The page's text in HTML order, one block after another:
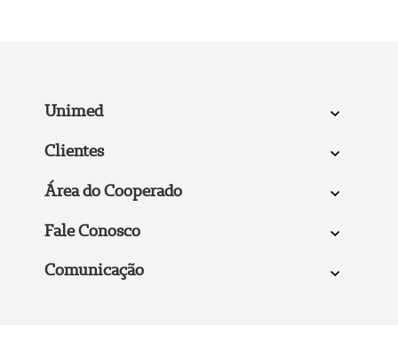
Unimed
Clientes
Área do Cooperado
Fale Conosco
Comunicação